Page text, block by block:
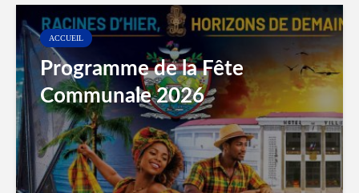
ACCUEIL
Programme de la Fête
Communale 2026